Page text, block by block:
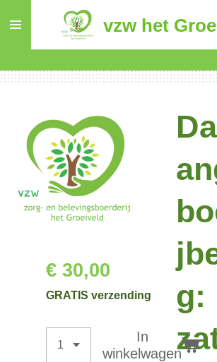
de
vzw het
g:
€ 30,00
GRATIS verzending
In
winkelwagen